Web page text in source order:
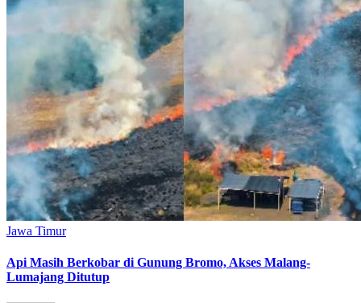
Jawa Timur
Api Masih Berkobar di Gunung Bromo, Akses Malang-
Lumajang Ditutup